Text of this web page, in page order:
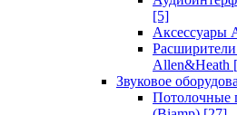
[5]
Аксессуары
Allen&Heath
Звуковое
Потолочные